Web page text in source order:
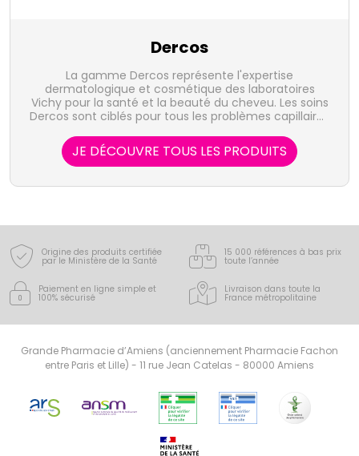
Dercos
La gamme Dercos représente l'expertise
dermatologique et cosmétique des laboratoires
Vichy pour la santé et la beauté du cheveu. Les soins
Dercos sont ciblés pour tous les problèmes capillaires
JE DÉCOUVRE TOUS LES PRODUITS
Origine des produits certifiée
par le Ministère de la Santé
15 000 références à bas prix
toute l’année
Paiement en ligne simple et
100% sécurisé
Livraison dans toute la
France métropolitaine
Grande Pharmacie d’Amiens (anciennement Pharmacie Fachon
entre Paris et Lille) - 11 rue Jean Catelas - 80000 Amiens